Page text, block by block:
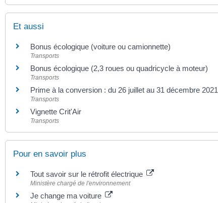
Et aussi
Bonus écologique (voiture ou camionnette)
Transports
Bonus écologique (2,3 roues ou quadricycle à moteur)
Transports
Prime à la conversion : du 26 juillet au 31 décembre 2021
Transports
Vignette Crit'Air
Transports
Pour en savoir plus
Tout savoir sur le rétrofit électrique
Ministère chargé de l'environnement
Je change ma voiture